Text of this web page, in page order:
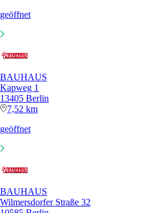
geöffnet
BAUHAUS
Kapweg 1
13405 Berlin
7,52 km
geöffnet
BAUHAUS
Wilmersdorfer Straße 32